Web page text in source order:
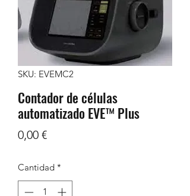
SKU: EVEMC2
Contador de células
automatizado EVE™ Plus
0,00 €Precio
Cantidad *